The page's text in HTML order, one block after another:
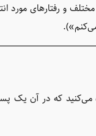
و رفتارهای مورد
تصویر نگاه می‌کنید که